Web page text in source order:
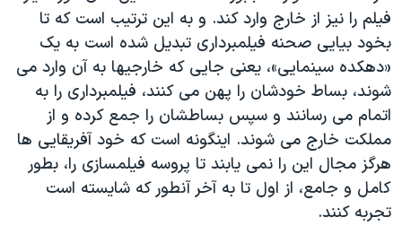
فيلم را نيز از خارج وارد کند. و به اين ترتيب است که تا
بخود بيايی صحنه فيلمبرداری تبديل شده است به يک
«دهکده سينمايی»، يعنی جايی که خارجيها به آن وارد می
شوند، بساط خودشان را پهن می کنند، فيلمبرداری را به
اتمام می رسانند و سپس بساطشان را جمع کرده و از
مملکت خارج می شوند. اينگونه است که خود آفريقايی ها
هرگز مجال اين را نمی يابند تا پروسه فيلمسازی را، بطور
کامل و جامع، از اول تا به آخر آنطور که شايسته است
تجربه کنند.